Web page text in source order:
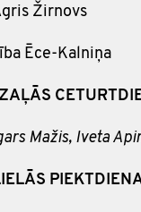
Žirnovs
Ēce-Kalniņa
ZAĻĀS
Mažis, Iveta